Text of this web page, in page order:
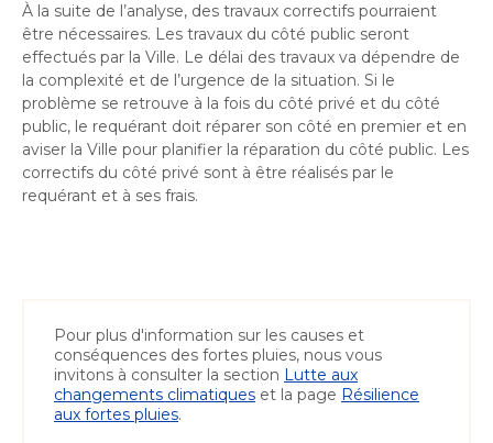
À la suite de l’analyse, des travaux correctifs pourraient
être nécessaires. Les travaux du côté public seront
effectués par la Ville. Le délai des travaux va dépendre de
la complexité et de l’urgence de la situation. Si le
problème se retrouve à la fois du côté privé et du côté
public, le requérant doit réparer son côté en premier et en
aviser la Ville pour planifier la réparation du côté public. Les
correctifs du côté privé sont à être réalisés par le
requérant et à ses frais.
Pour plus d'information sur les causes et
conséquences des fortes pluies, nous vous
invitons à consulter la section Lutte aux
changements climatiques et la page Résilience
aux fortes pluies.